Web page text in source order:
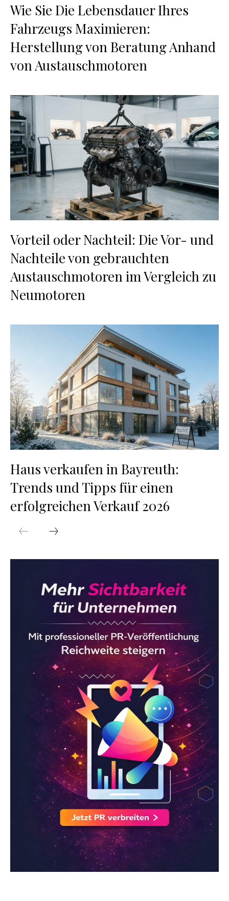
Wie Sie Die Lebensdauer Ihres
Fahrzeugs Maximieren:
Herstellung von Beratung Anhand
von Austauschmotoren
Vorteil oder Nachteil: Die Vor- und
Nachteile von gebrauchten
Austauschmotoren im Vergleich zu
Neumotoren
Haus verkaufen in Bayreuth:
Trends und Tipps für einen
erfolgreichen Verkauf 2026